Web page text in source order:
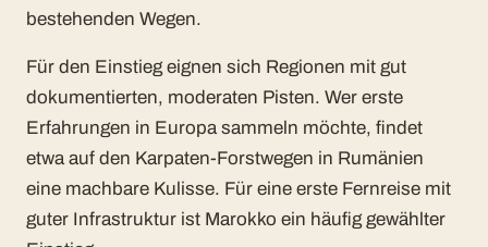
bestehenden Wegen.
Für den Einstieg eignen sich Regionen mit gut
dokumentierten, moderaten Pisten. Wer erste
Erfahrungen in Europa sammeln möchte, findet
etwa auf den Karpaten-Forstwegen in Rumänien
eine machbare Kulisse. Für eine erste Fernreise mit
guter Infrastruktur ist Marokko ein häufig gewählter